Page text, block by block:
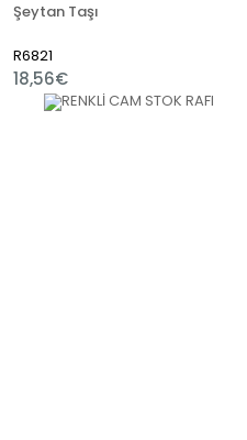
Şeytan Taşı
R6821
18,56€